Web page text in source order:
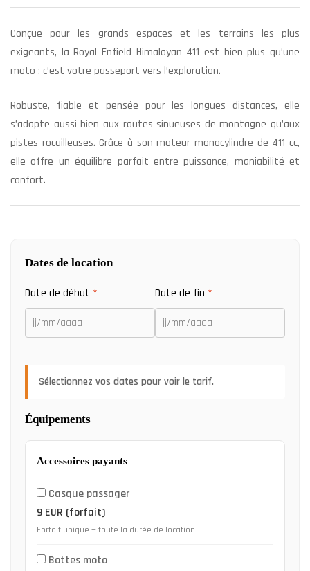
Conçue pour les grands espaces et les terrains les plus
exigeants, la Royal Enfield Himalayan 411 est bien plus qu’une
moto : c’est votre passeport vers l’exploration.
Robuste, fiable et pensée pour les longues distances, elle
s’adapte aussi bien aux routes sinueuses de montagne qu’aux
pistes rocailleuses. Grâce à son moteur monocylindre de 411 cc,
elle offre un équilibre parfait entre puissance, maniabilité et
confort.
Dates de location
Date de début * Date de fin *
Sélectionnez vos dates pour voir le tarif.
Équipements
Accessoires payants
Casque passager
9 EUR (forfait)
Forfait unique — toute la durée de location
Bottes moto